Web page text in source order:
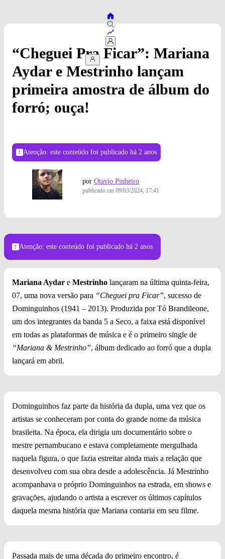
“Cheguei Pra Ficar”: Mariana
Aydar e Mestrinho lançam
primeira amostra de álbum do
forró; ouça!
Atenção: este conteúdo foi publicado há 2 anos
por Otavio Pinheiro
publicado em 09/03/2024, 17:41
Atenção: este conteúdo foi publicado há 2 anos
Mariana Aydar e Mestrinho lançaram na última quinta-feira,
07, uma nova versão para “Cheguei pra Ficar”, sucesso de
Dominguinhos (1941 – 2013). Produzida por Tó Brandileone,
um dos integrantes da banda 5 a Seco, a faixa está disponível
em todas as plataformas de música e é o primeiro single de
“Mariana & Mestrinho”, álbum dedicado ao forró que a dupla
lançará em abril.
Dominguinhos faz parte da história da dupla, uma vez que os
artistas se conheceram por conta do grande nome da música
brasileita. Na época, ela dirigia um documentário sobre o
mestre pernambucano e estava completamente mergulhada
naquela figura, o que fazia estreitar ainda mais a relação que
desenvolveu com sua obra desde a adolescência. Já Mestrinho
acompanhava o próprio Dominguinhos na estrada, em shows e
gravações, ajudando o artista a escrever os últimos capítulos
daquela mesma história que Mariana contaria em seu filme.
Passada mais de uma década do primeiro encontro, é